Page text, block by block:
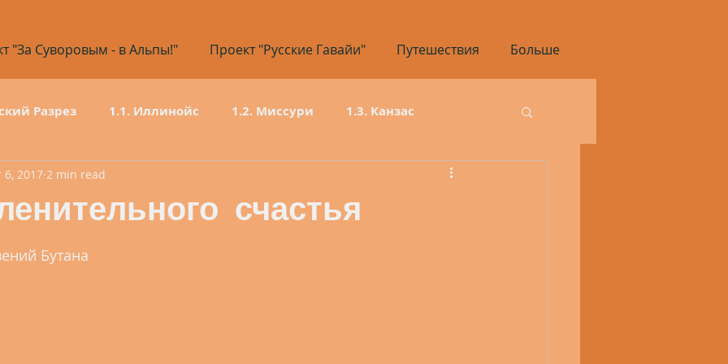
"За Суворовым - в Альпы!" Проект "Русские Гавайи" Путешествия Больше
Разрез 1.1. Иллинойс 1.2. Миссури 1.3. Канзас
1.6. Нью-Мексико 1.9. Айдахо
счастья
6, 2017 2 min read
Бутана